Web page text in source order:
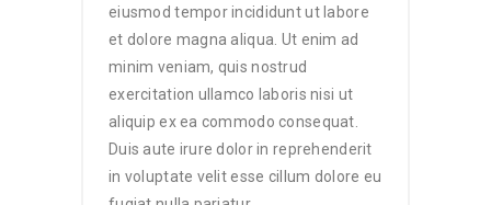
eiusmod tempor incididunt ut labore
et dolore magna aliqua. Ut enim ad
minim veniam, quis nostrud
exercitation ullamco laboris nisi ut
aliquip ex ea commodo consequat.
Duis aute irure dolor in reprehenderit
in voluptate velit esse cillum dolore eu